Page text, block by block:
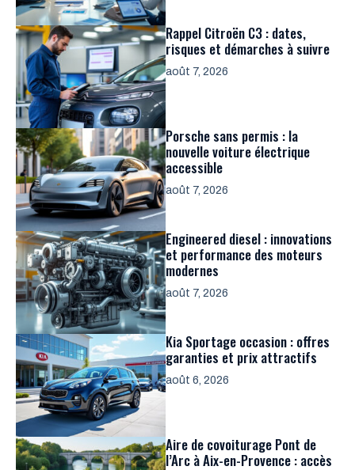
Rappel Citroën C3 : dates,
risques et démarches à suivre
août 7, 2026
Porsche sans permis : la
nouvelle voiture électrique
accessible
août 7, 2026
Engineered diesel : innovations
et performance des moteurs
modernes
août 7, 2026
Kia Sportage occasion : offres
garanties et prix attractifs
août 6, 2026
Aire de covoiturage Pont de
l’Arc à Aix-en-Provence : accès